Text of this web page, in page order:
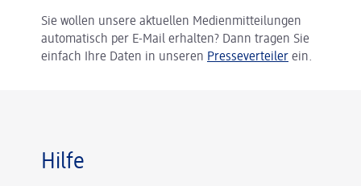
Sie wollen unsere aktuellen Medienmitteilungen
automatisch per E-Mail erhalten? Dann tragen Sie
einfach Ihre Daten in unseren Presseverteiler ein.
Hilfe